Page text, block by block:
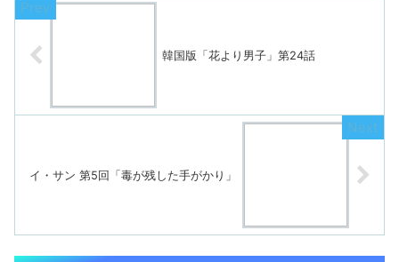
韓国版「花より男子」第24話
イ・サン 第5回「毒が残した手がかり」